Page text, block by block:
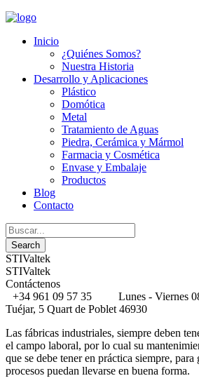
Inicio
¿Quiénes Somos?
Nuestra Historia
Desarrollo y Aplicaciones
Plástico
Domótica
Metal
Tratamiento de Aguas
Piedra, Cerámica y Mármol
Farmacia y Cosmética
Envase y Embalaje
Productos
Blog
Contacto
STIValtek
STIValtek
Contáctenos
+34 961 09 57 35
Lunes - Viernes
Tuéjar, 5 Quart de Poblet 46930
Las fábricas industriales, siempre deben
el campo laboral, por lo cual su
que se debe tener en práctica siempre,
procesos puedan llevarse en buena forma.